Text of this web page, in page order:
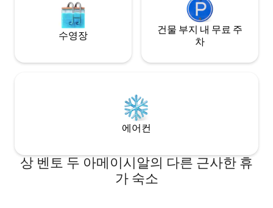
을 만들었습니다. 다음은 White Stork,
Booted Eagle, Red Kite, Kestrel, Cuckoo,
Tawny Owl, Hoopoe, Red-Rumped
Swallow, Great Bustard, Little Bustard,
개 달린 스틸츠와 가끔 아보켓이 있습니다.
(유네스코 세계문화유산), 토요일 아침 시장
으로 유명한 에스트레모스, 두 개의 왕궁이
있는 빌라 비소사, 심지어 인접한 스페인 등
인근 마을을 둘러볼 수도 있습니다. 에보라
도 있습니다. 포도원: 언덕이 많은 코르크 숲
이 주를 이루고 있지만, 최근 알리칸테 부셰
(Alicante Bouschet), 아라네스
수영장
건물 부지 내 무료 주
차
에어컨
상 벤토 두 아메이시알의 다른 근사한 휴
가 숙소